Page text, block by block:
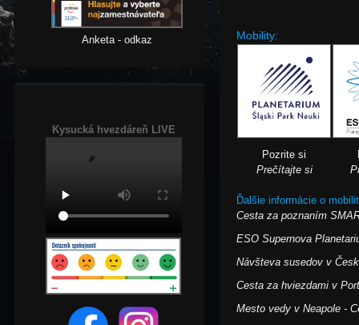
Anketa - odkaz
Kysucká hvezdáreň LIVE
Mobility:
Pozrite si
Prečítajte si
Ďalšie informácie o
Cesta za poznaním
ESO Supernova
Návšteva susedov v
Cesta za hviezdami v
Mesto vedy v Neapole -